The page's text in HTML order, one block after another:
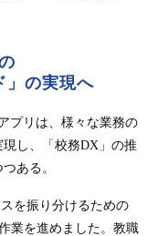
」の実現へ
プリは、様々な業務の
し、「校務DX」の推
ある。
を振り分けるための
業を進めました。教職